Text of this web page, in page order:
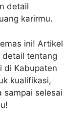
detail
karirmu.
ini! Artikel
detail tentang
di Kabupaten
kualifikasi,
sampai selesai